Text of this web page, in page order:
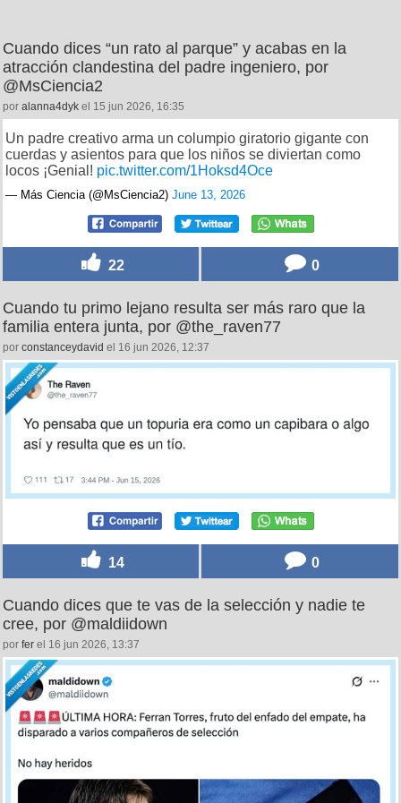
Cuando dices “un rato al parque” y acabas en la
atracción clandestina del padre ingeniero, por
@MsCiencia2
por alanna4dyk el 15 jun 2026, 16:35
Un padre creativo arma un columpio giratorio gigante con
cuerdas y asientos para que los niños se diviertan como
locos ¡Genial! pic.twitter.com/1Hoksd4Oce
— Más Ciencia (@MsCiencia2) June 13, 2026
22 0
Cuando tu primo lejano resulta ser más raro que la
familia entera junta, por @the_raven77
por constanceydavid el 16 jun 2026, 12:37
14 0
Cuando dices que te vas de la selección y nadie te
cree, por @maldiidown
por fer el 16 jun 2026, 13:37